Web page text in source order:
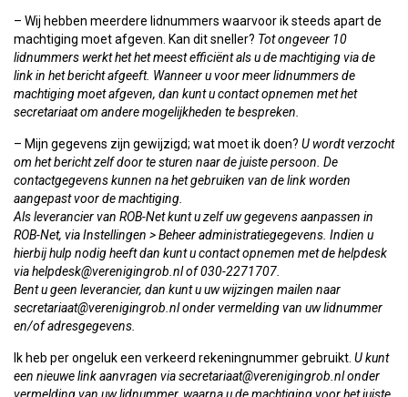
– Wij hebben meerdere lidnummers waarvoor ik steeds apart de
machtiging moet afgeven. Kan dit sneller? Tot ongeveer 10
lidnummers werkt het het meest efficiënt als u de machtiging via de
link in het bericht afgeeft. Wanneer u voor meer lidnummers de
machtiging moet afgeven, dan kunt u contact opnemen met het
secretariaat om andere mogelijkheden te bespreken.
– Mijn gegevens zijn gewijzigd; wat moet ik doen? U wordt verzocht
om het bericht zelf door te sturen naar de juiste persoon. De
contactgegevens kunnen na het gebruiken van de link worden
aangepast voor de machtiging.
Als leverancier van ROB-Net kunt u zelf uw gegevens aanpassen in
ROB-Net, via Instellingen > Beheer administratiegegevens. Indien u
hierbij hulp nodig heeft dan kunt u contact opnemen met de helpdesk
via helpdesk@verenigingrob.nl of 030-2271707.
Bent u geen leverancier, dan kunt u uw wijzingen mailen naar
secretariaat@verenigingrob.nl onder vermelding van uw lidnummer
en/of adresgegevens.
Ik heb per ongeluk een verkeerd rekeningnummer gebruikt. U kunt
een nieuwe link aanvragen via secretariaat@verenigingrob.nl onder